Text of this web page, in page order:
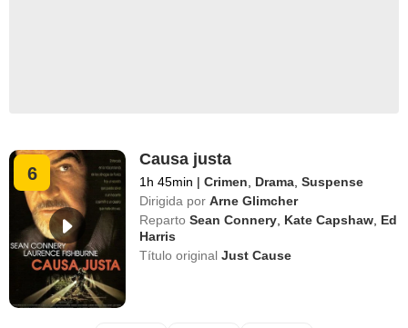
6
Causa justa
1h 45min | Crimen Drama ,Suspense
Dirigida por Arne Glimcher
Reparto Sean Connery Kate Capshaw Ed
Harris
Título originalJust Cause